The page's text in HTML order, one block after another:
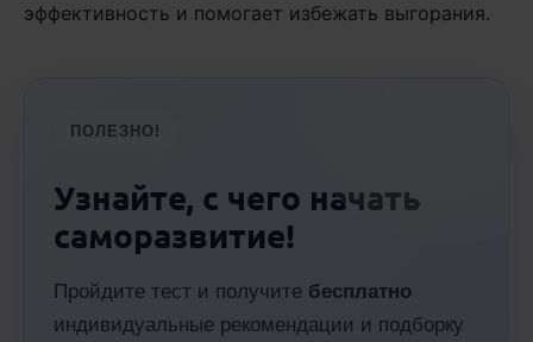
эффективность и помогает избежать выгорания.
ПОЛЕЗНО!
Узнайте, с чего начать
саморазвитие!
Пройдите тест и получите бесплатно
индивидуальные рекомендации и подборку